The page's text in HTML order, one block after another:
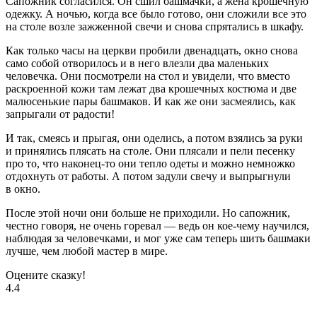
одежку. А ночью, когда все было готово, они сложили все это
на столе возле зажженной свечи и снова спрятались в шкафу.
Как только часы на церкви пробили двенадцать, окно снова
само собой отворилось и в него влезли два маленьких
человечка. Они посмотрели на стол и увидели, что вместо
раскроенной кожи там лежат два крошечных костюма и две
малюсенькие пары башмаков. И как же они засмеялись, как
запрыгали от радости!
И так, смеясь и прыгая, они оделись, а потом взялись за руки
и принялись плясать на столе. Они плясали и пели песенку
про то, что наконец-то они тепло одеты и можно немножко
отдохнуть от работы. А потом задули свечу и выпрыгнули
в окно.
После этой ночи они больше не приходили. Но сапожник,
честно говоря, не очень горевал — ведь он кое-чему научился,
наблюдая за человечками, и мог уже сам теперь шить башмаки
лучше, чем любой мастер в мире.
Оцените сказку!
4.4